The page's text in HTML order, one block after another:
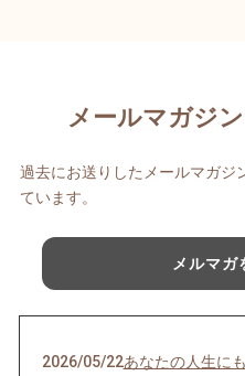
メールマガジ
過去にお送りしたメールマガジ
ています。
メルマガ
2026/05/22あなたの人生に